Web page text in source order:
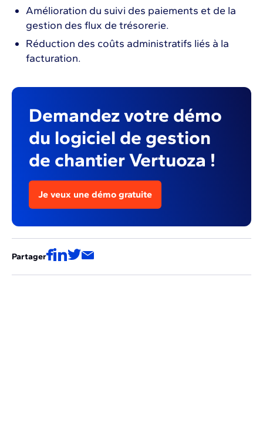
Amélioration du suivi des paiements et de la
gestion des flux de trésorerie.
Réduction des coûts administratifs liés à la
facturation.
Demandez votre démo
du logiciel de gestion
de chantier Vertuoza !
Je veux une démo gratuite
Partager